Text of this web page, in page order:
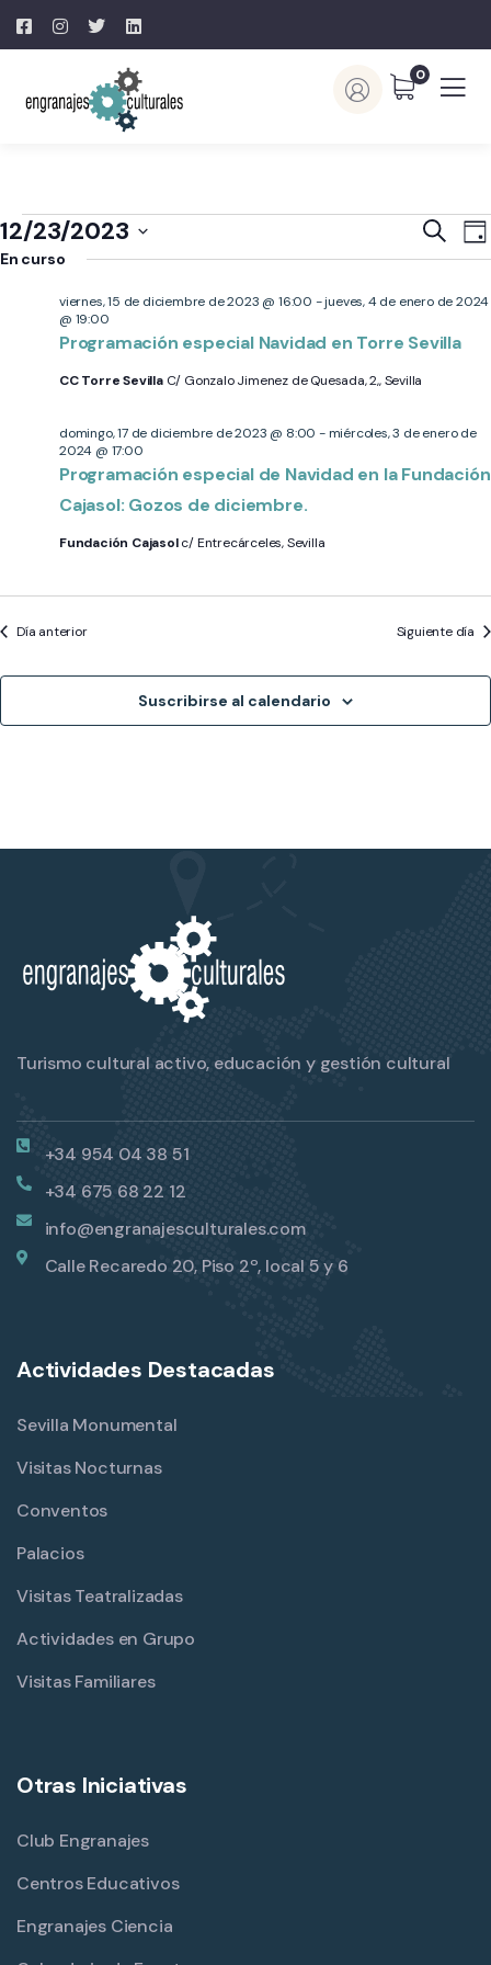
0
de
vistas
de
BuscarDía
12/23/2023
Selecciona
En curso
Programación especial Navidad en Torre Sevilla
viernes, 15 de diciembre de 2023 @ 16:00 -jueves, 4 de enero de 2024
@ 19:00
CC Torre Sevilla C/ Gonzalo Jimenez de Quesada, 2,, Sevilla
Programación especial de Navidad en la Fundación
Cajasol: Gozos de diciembre.
domingo, 17 de diciembre de 2023 @ 8:00 -miércoles, 3 de enero de
2024 @ 17:00
Fundación Cajasolc/ Entrecárceles, Sevilla
Día anterior Siguiente día
Suscribirse al calendario
Turismo cultural activo, educación y gestión cultural
+34 954 04 38 51
+34 675 68 22 12
info@engranajesculturales.com
Calle Recaredo 20, Piso 2º, local 5 y 6
Actividades Destacadas
Sevilla Monumental
Visitas Nocturnas
Conventos
Palacios
Visitas Teatralizadas
Actividades en Grupo
Visitas Familiares
Otras Iniciativas
Club Engranajes
Centros Educativos
Engranajes Ciencia